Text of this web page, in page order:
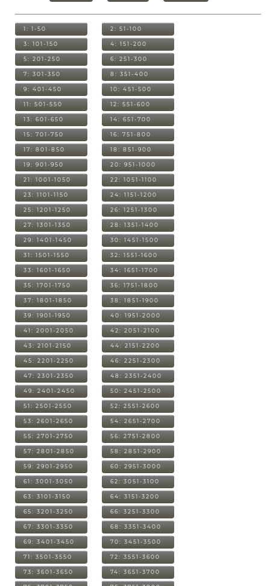
1: 1-50 2: 51-100
3: 101-150 4: 151-200
5: 201-250 6: 251-300
7: 301-350 8: 351-400
9: 401-450 10: 451-500
11: 501-550 12: 551-600
13: 601-650 14: 651-700
15: 701-750 16: 751-800
17: 801-850 18: 851-900
19: 901-950 20: 951-1000
21: 1001-1050 22: 1051-1100
23: 1101-1150 24: 1151-1200
25: 1201-1250 26: 1251-1300
27: 1301-1350 28: 1351-1400
29: 1401-1450 30: 1451-1500
31: 1501-1550 32: 1551-1600
33: 1601-1650 34: 1651-1700
35: 1701-1750 36: 1751-1800
37: 1801-1850 38: 1851-1900
39: 1901-1950 40: 1951-2000
41: 2001-2050 42: 2051-2100
43: 2101-2150 44: 2151-2200
45: 2201-2250 46: 2251-2300
47: 2301-2350 48: 2351-2400
49: 2401-2450 50: 2451-2500
51: 2501-2550 52: 2551-2600
53: 2601-2650 54: 2651-2700
55: 2701-2750 56: 2751-2800
57: 2801-2850 58: 2851-2900
59: 2901-2950 60: 2951-3000
61: 3001-3050 62: 3051-3100
63: 3101-3150 64: 3151-3200
65: 3201-3250 66: 3251-3300
67: 3301-3350 68: 3351-3400
69: 3401-3450 70: 3451-3500
71: 3501-3550 72: 3551-3600
73: 3601-3650 74: 3651-3700